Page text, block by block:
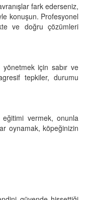
fark ederseniz,
konuşun. Profesyonel
ve doğru çözümleri
yönetmek için sabır ve
tepkiler, durumu
vermek, onunla
oynamak, köpeğinizin